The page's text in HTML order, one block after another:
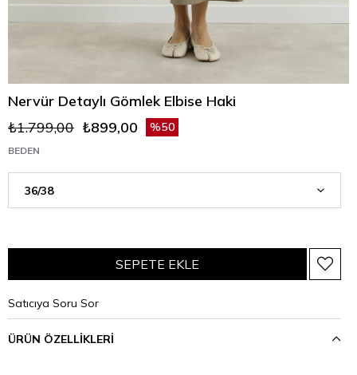
Nervür Detaylı Gömlek Elbise Haki
₺1.799,00 ₺899,00 50
BEDEN
Satıcıya Soru Sor
ÜRÜN ÖZELLIKLERI